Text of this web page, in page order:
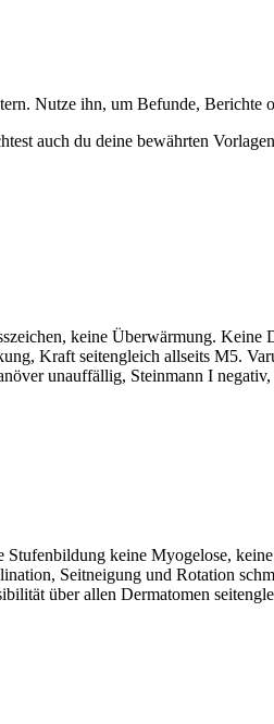
Nutze ihn, um Befunde, Berichte
auch du deine bewährten
keine Überwärmung. Keine
Kraft seitengleich allseits M5.
unauffällig, Steinmann I
keine Myogelose,
Seitneigung und Rotation
über allen Dermatomen